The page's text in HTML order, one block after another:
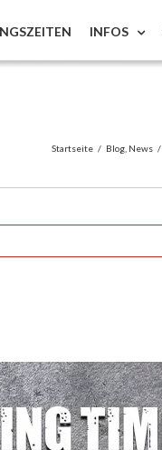
INFOS
Startseite / Blog News /